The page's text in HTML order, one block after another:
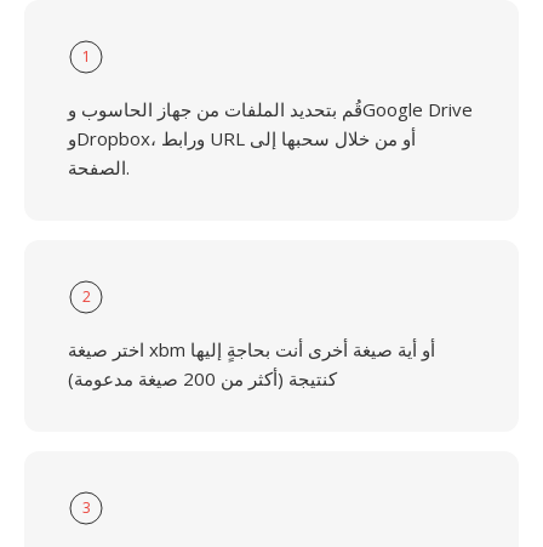
1
قُم بتحديد الملفات من جهاز الحاسوب وGoogle Drive
وDropbox، ورابط URL أو من خلال سحبها إلى
الصفحة.
2
اختر صيغة xbm أو أية صيغة أخرى أنت بحاجةٍ إليها
كنتيجة (أكثر من 200 صيغة مدعومة)
3